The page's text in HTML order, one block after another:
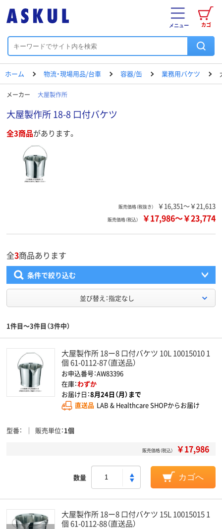
カゴ
メニュー
ホーム 物流・現場用品/台車 容器/缶 業務用バケツ
メーカー 大屋製作所
大屋製作所 18-8 口付バケツ
全3商品があります。
販売価格（税抜き） ￥16,351～￥21,613
販売価格（税込） ￥17,986～￥23,774
全3商品あります
条件で絞り込む
並び替え：指定なし
1件目～3件目（3件中）
大屋製作所 18ー8 口付バケツ 10L 10015010 1
個 61-0112-87（直送品）
お申込番号：AW83396
在庫：わずか
お届け日：8月24日（月）まで
直送品 LAB & Healthcare SHOPからお届け
型番 販売単位 1個
販売価格（税込） ￥17,986
数量 カゴへ
大屋製作所 18ー8 口付バケツ 15L 10015015 1
個 61-0112-88（直送品）